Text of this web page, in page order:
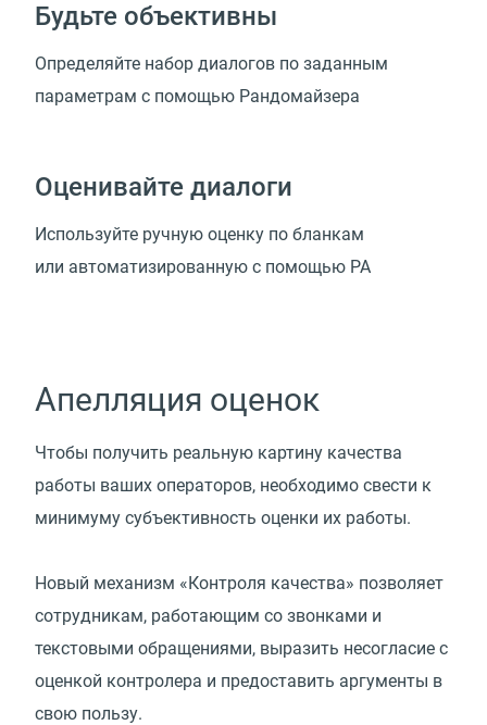
Будьте объективны
Определяйте набор диалогов по заданным
параметрам с помощью Рандомайзера
Оценивайте диалоги
Используйте ручную оценку по бланкам
или автоматизированную с помощью РА
Апелляция оценок
Чтобы получить реальную картину качества
работы ваших операторов, необходимо свести к
минимуму субъективность оценки их работы.
Новый механизм «Контроля качества» позволяет
сотрудникам, работающим со звонками и
текстовыми обращениями, выразить несогласие с
оценкой контролера и предоставить аргументы в
свою пользу.